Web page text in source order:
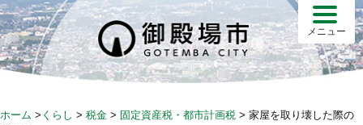
S
k
i
p
メニュー
ホーム > くらし > 税金 > 固定資産税・都市計画税 > 家屋を取り壊した際の